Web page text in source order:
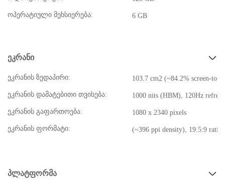
ოპერატიული მეხსიერება: 6 GB
ეკრანი
ეკრანის ზედაპირი: 103.7 cm2 (~84.2% screen-to-
ეკრანის დამატებითი თვისება: 1000 nits (HBM), 120Hz
ეკრანის გაფართოება: 1080 x 2340 pixels
ეკრანის ფორმატი: (~396 ppi density), 19.5:9 ratio
პლატფორმა